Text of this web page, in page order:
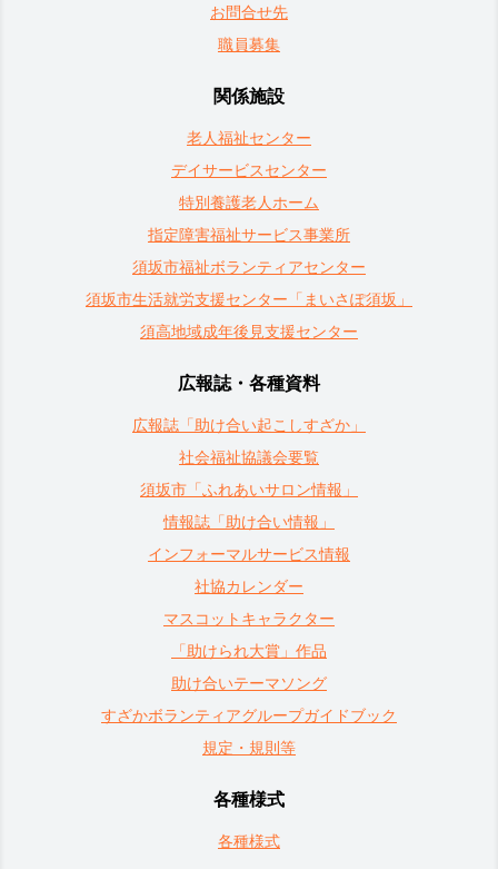
お問合せ先
職員募集
関係施設
老人福祉センター
デイサービスセンター
特別養護老人ホーム
指定障害福祉サービス事業所
須坂市福祉ボランティアセンター
須坂市生活就労支援センター「まいさぽ須坂」
須高地域成年後見支援センター
広報誌・各種資料
広報誌「助け合い起こしすざか」
社会福祉協議会要覧
須坂市「ふれあいサロン情報」
情報誌「助け合い情報」
インフォーマルサービス情報
社協カレンダー
マスコットキャラクター
「助けられ大賞」作品
助け合いテーマソング
すざかボランティアグループガイドブック
規定・規則等
各種様式
各種様式